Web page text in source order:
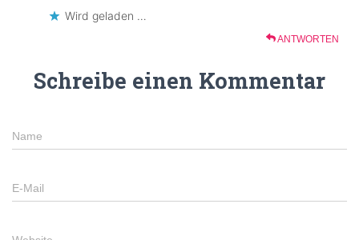
Wird geladen …
ANTWORTEN
Schreibe einen Kommentar
Name
E-Mail